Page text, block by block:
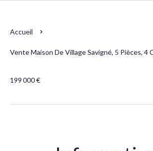
Accueil
Vente Maison De Village Savigné, 5 Pièces, 4
199 000 €